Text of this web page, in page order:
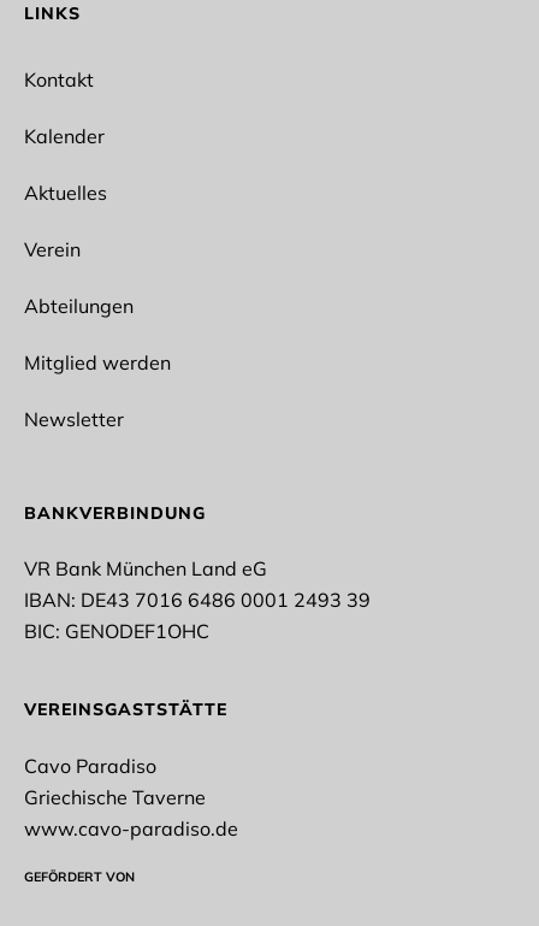
Ich interessiere mich für folgende Abteilungen
Spikeball
Wun Hop Kuen Do
Outdoor
Rope Skipping
Stockschießen
* Pflichtfelder
der datenschutzrechtlichen Einwilligungserklärung
zu.
Datenschutzerklärung
LINKS
Kontakt
Kalender
Aktuelles
Verein
Abteilungen
Mitglied werden
Newsletter
BANKVERBINDUNG
VR Bank München Land eG
IBAN: DE43 7016 6486 0001 2493 39
BIC: GENODEF1OHC
VEREINSGASTSTÄTTE
Cavo Paradiso
Griechische Taverne
www.cavo-paradiso.de
GEFÖRDERT VON